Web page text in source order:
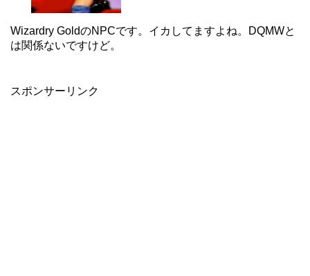
Wizardry GoldのNPCです。イカしてますよね。DQMWと
は関係ないですけど。
スポンサーリンク